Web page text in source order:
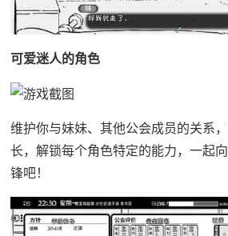
可爱迷人的角色
维护你与妹妹、其他公会成员的关系
长，解锁每个角色特定的能力，一起
锋吧！